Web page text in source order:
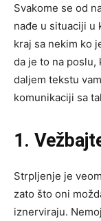
Svakome se od
nađe u situaciji u
kraj sa nekim ko
da je to na poslu,
daljem tekstu
komunikaciji sa
1.
Strpljenje je
zato što oni
iznerviraju.